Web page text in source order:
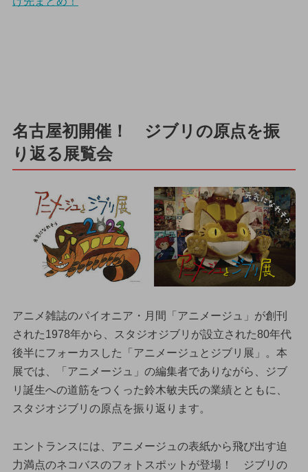
名古屋初開催！ ジブリの原点を振
り返る展覧会
アニメ雑誌のパイオニア・月間「アニメージュ」が創刊
された1978年から、スタジオジブリが設立された80年代
後半にフォーカスした「アニメージュとジブリ展」。本
展では、「アニメージュ」の編集者でありながら、ジブ
リ誕生への道筋をつくった鈴木敏夫氏の業績とともに、
スタジオジブリの原点を振り返ります。
エントランスには、アニメージュの表紙から飛び出す迫
力満点のネコバスのフォトスポットが登場！ ジブリの